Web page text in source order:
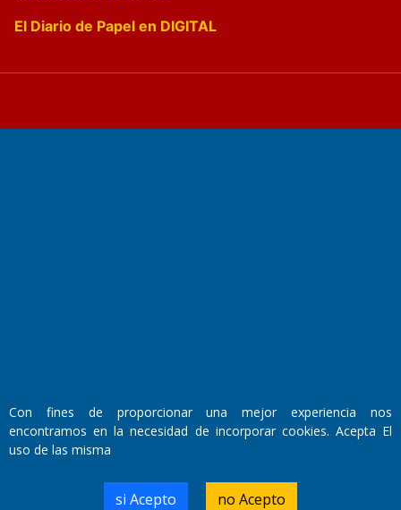
El Diario de Papel en DIGITAL
Domicilio Legal: José Ingenieros 855,
Santa Rosa, La Pampa.
RL-2019-55551274-APN-DNDA#MJ
Con fines de proporcionar una mejor experiencia nos
encontramos en la necesidad de incorporar cookies. Acepta El
uso de las misma
si Acepto no Acepto